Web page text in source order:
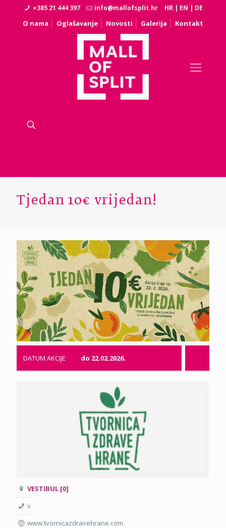
+385 21 444 397 info@mallofsplit.hr HR | EN | DE
O nama Oglašavanje Novosti Galerija Kontakt
Tjedan 10€ vrijedan!
DATUM AKCIJE do 22.02.2026.
VESTIBUL [0]
x
www.tvornicazdravehrane.com